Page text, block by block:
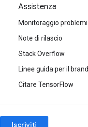
Assistenza
Monitoraggio problemi
Note di rilascio
Stack Overflow
Linee guida per il brand
Citare TensorFlow
Iscriviti